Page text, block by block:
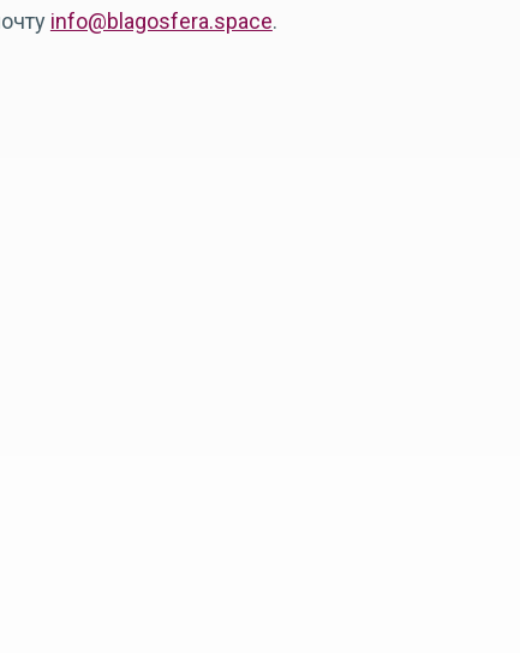
info@blagosfera.space.